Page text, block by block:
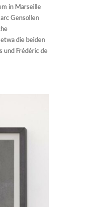
in Marseille
Gensollen
die beiden
und Frédéric de